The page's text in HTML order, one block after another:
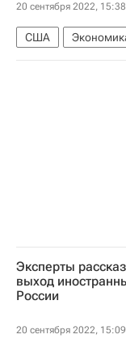
20 сентября 2022, 15:38
США
Эксперты
выход
России
20 сентября 2022, 15:09